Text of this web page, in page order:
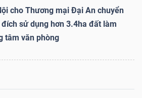
cho Thương mại Đại An chuyển
sử dụng hơn 3.4ha đất làm
tâm văn phòng